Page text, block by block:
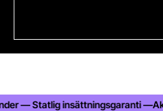
— Statlig insättningsgaranti —